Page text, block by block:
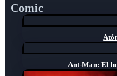
Comic
Ant-Man: El